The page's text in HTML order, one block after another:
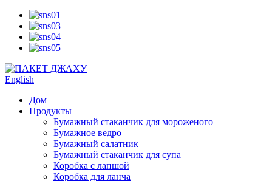
English
Дом
Продукты
Бумажный стаканчик для мороженого
Бумажное ведро
Бумажный салатник
Бумажный стаканчик для супа
Коробка с лапшой
Коробка для ланча